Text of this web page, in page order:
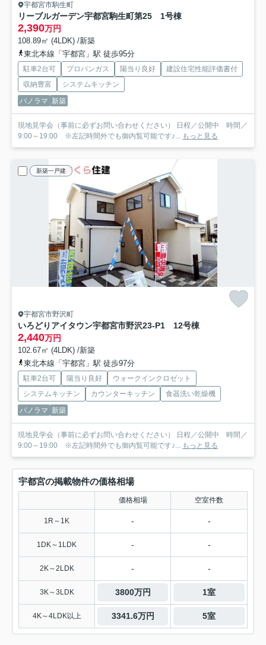
宇都宮市駒生町
リーブルガーデン宇都宮駒生町第25 1号棟
2,390万円
108.89㎡ (4LDK) /新築
東北本線「宇都宮」駅 徒歩95分
駐車2台可 プロパンガス 陽当り良好
建設住宅性能評価書付
収納豊富
システムキッチン
パノラマ 新築
現地見学会（事前に必ずお問い合わせください） 日程／公開中 時間／
9:00～19:00 ※左記時間外でも御内覧可能です♪... もっと見る
新築一戸建
宇都宮市野沢町
いろどりアイタウン宇都宮市野沢23-P1 12号棟
2,440万円
102.67㎡ (4LDK) /新築
東北本線「宇都宮」駅 徒歩97分
駐車2台可 陽当り良好
ウォークインクロゼット
システムキッチン
カウンターキッチン
食器洗い乾燥機
パノラマ 新築
現地見学会（事前に必ずお問い合わせください） 日程／公開中 時間／
9:00～19:00 ※左記時間外でも御内覧可能です♪... もっと見る
宇都宮の掲載物件の価格相場
価格相場 空室件数
1R～1K - -
1DK～1LDK - -
2K～2LDK - -
3K～3LDK 3800万円 1室
4K～4LDK以上 3341.6万円 5室